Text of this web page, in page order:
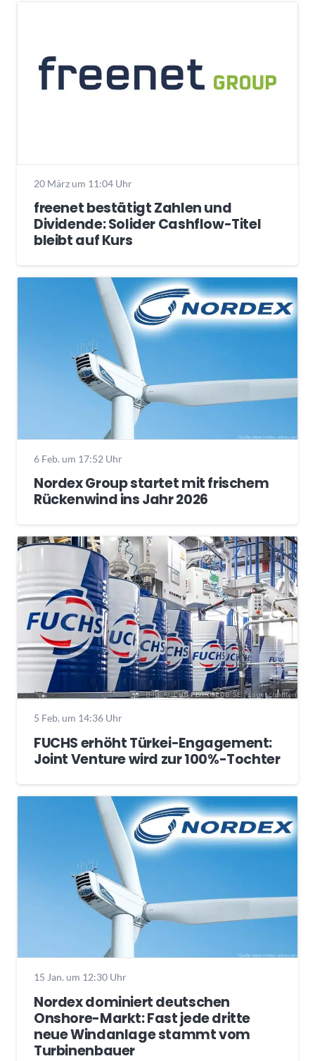
20 März um 11:04 Uhr
freenet bestätigt Zahlen und
Dividende: Solider Cashflow-Titel
bleibt auf Kurs
6 Feb. um 17:52 Uhr
Nordex Group startet mit frischem
Rückenwind ins Jahr 2026
5 Feb. um 14:36 Uhr
FUCHS erhöht Türkei-Engagement:
Joint Venture wird zur 100%-Tochter
15 Jan. um 12:30 Uhr
Nordex dominiert deutschen
Onshore-Markt: Fast jede dritte
neue Windanlage stammt vom
Turbinenbauer